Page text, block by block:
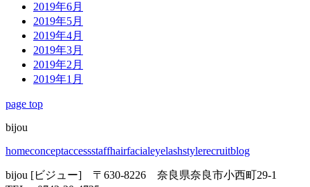
2019年6月
2019年5月
2019年4月
2019年3月
2019年2月
2019年1月
page top
bijou
homeconceptaccessstaffhairfacialeyelashstylerecruitblog
bijou [ビジュー] 〒630-8226 奈良県奈良市小西町29-1